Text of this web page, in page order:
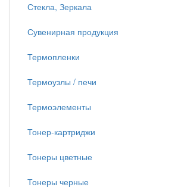
Стекла, Зеркала
Сувенирная продукция
Термопленки
Термоузлы / печи
Термоэлементы
Тонер-картриджи
Тонеры цветные
Тонеры черные